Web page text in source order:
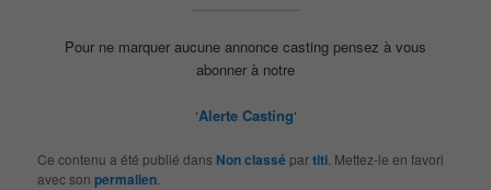
Pour ne marquer aucune annonce casting pensez à vous
abonner à notre
‘Alerte Casting‘
Ce contenu a été publié dans Non classé partiti . Mettez-le en favori
avec sonpermalien